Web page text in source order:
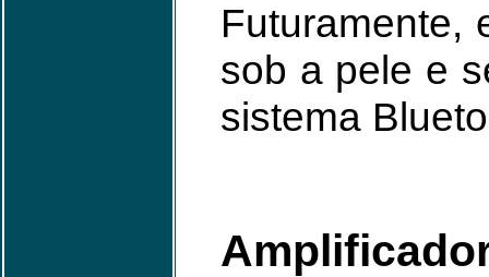
Futuramente,
sob a pele e
sistema